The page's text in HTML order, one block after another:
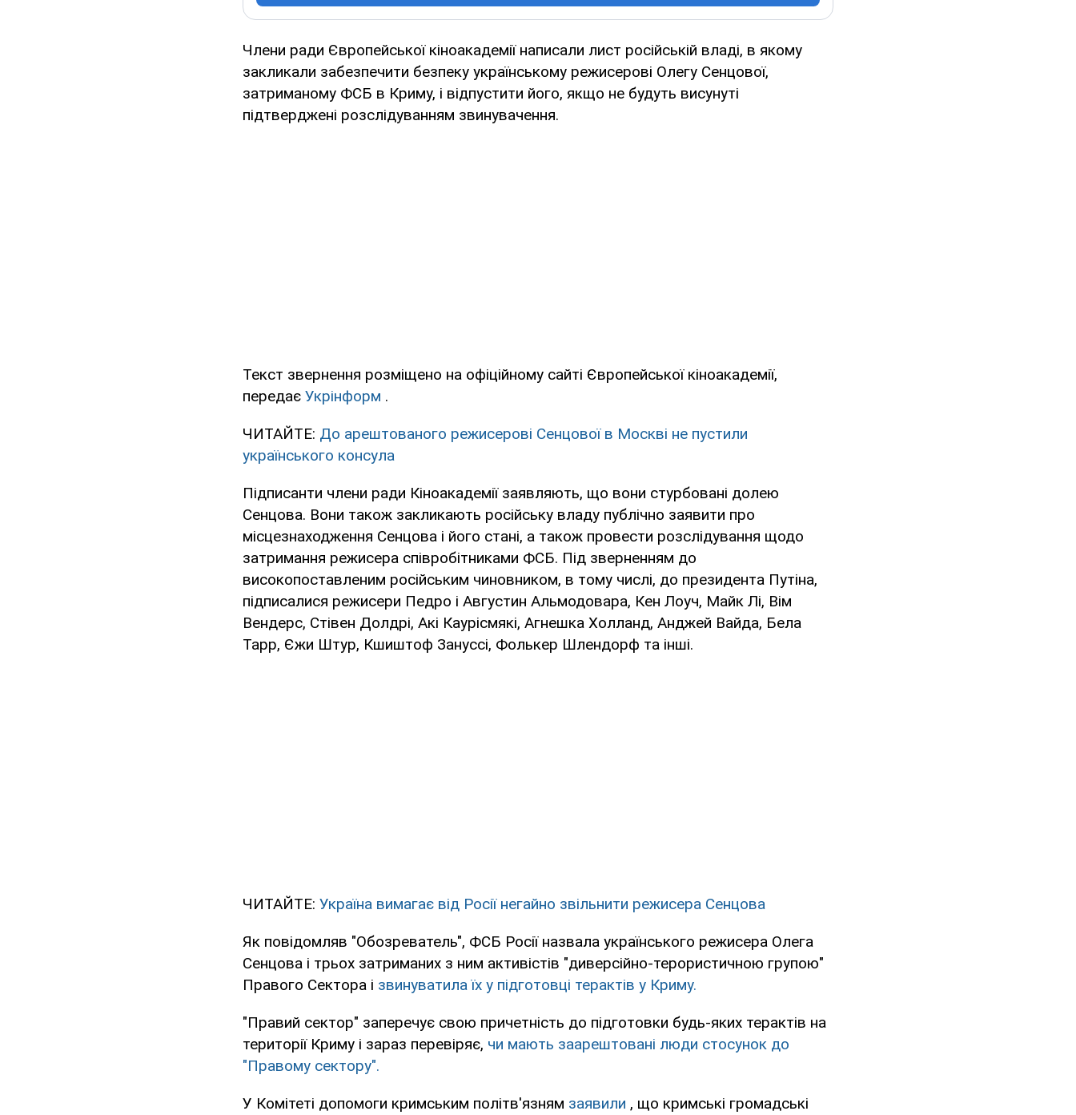
Члени ради Європейської кіноакадемії написали лист російській владі, в якому
закликали забезпечити безпеку українському режисерові Олегу Сенцової,
затриманому ФСБ в Криму, і відпустити його, якщо не будуть висунуті
підтверджені розслідуванням звинувачення.
Текст звернення розміщено на офіційному сайті Європейської кіноакадемії,
передає Укрінформ .
ЧИТАЙТЕ: До арештованого режисерові Сенцової в Москві не пустили
українського консула
Підписанти члени ради Кіноакадемії заявляють, що вони стурбовані долею
Сенцова. Вони також закликають російську владу публічно заявити про
місцезнаходження Сенцова і його стані, а також провести розслідування щодо
затримання режисера співробітниками ФСБ. Під зверненням до
високопоставленим російським чиновником, в тому числі, до президента Путіна,
підписалися режисери Педро і Августин Альмодовара, Кен Лоуч, Майк Лі, Вім
Вендерс, Стівен Долдрі, Акі Каурісмякі, Агнешка Холланд, Анджей Вайда, Бела
Тарр, Єжи Штур, Кшиштоф Зануссі, Фолькер Шлендорф та інші.
ЧИТАЙТЕ: Україна вимагає від Росії негайно звільнити режисера Сенцова
Як повідомляв "Обозреватель", ФСБ Росії назвала українського режисера Олега
Сенцова і трьох затриманих з ним активістів "диверсійно-терористичною групою"
Правого Сектора і звинуватила їх у підготовці терактів у Криму.
"Правий сектор" заперечує свою причетність до підготовки будь-яких терактів на
території Криму і зараз перевіряє, чи мають заарештовані люди стосунок до
"Правому сектору".
У Комітеті допомоги кримським політв'язням заявили , що кримські громадські